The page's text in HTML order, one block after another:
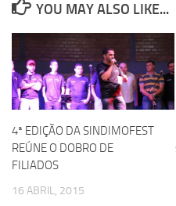
YOU MAY ALSO LIKE...
4ª EDIÇÃO DA SINDIMOFEST
REÚNE O DOBRO DE
FILIADOS
16 ABRIL, 2015